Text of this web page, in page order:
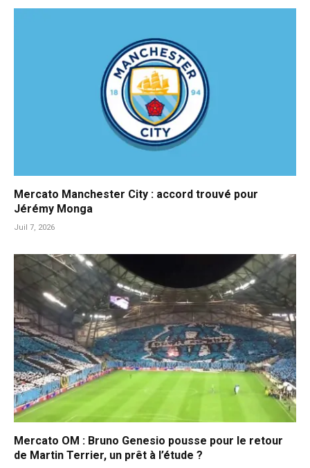
Mercato Manchester City : accord trouvé pour
Jérémy Monga
Juil 7, 2026
Mercato OM : Bruno Genesio pousse pour le retour
de Martin Terrier, un prêt à l’étude ?